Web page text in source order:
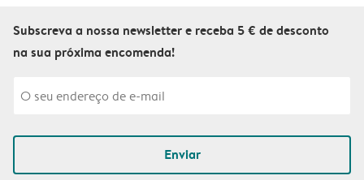
Subscreva a nossa newsletter e receba 5 € de desconto
na sua próxima encomenda!
Enviar